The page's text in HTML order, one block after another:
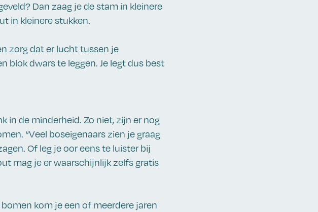
Dan zaag je de stam in kleinere
in kleinere stukken.
zorg dat er lucht tussen je
blok dwars te leggen. Je legt dus best
in de minderheid. Zo niet, zijn er nog
“Veel boseigenaars zien je graag
Of leg je oor eens te luister bij
mag je er waarschijnlijk zelfs gratis
kom je een of meerdere jaren